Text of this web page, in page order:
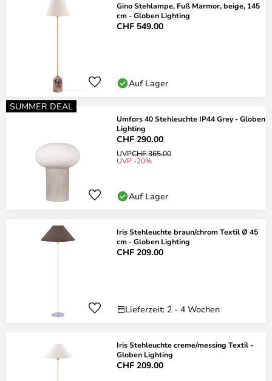
Gino Stehlampe, Fuß Marmor, beige, 145
cm - Globen Lighting
CHF 549.00
Auf Lager
SUMMER DEAL
Umfors 40 Stehleuchte IP44 Grey - Globen
Lighting
CHF 290.00
UVPCHF 365.00
UVP -20%
Auf Lager
Iris Stehleuchte braun/chrom Textil Ø 45
cm - Globen Lighting
CHF 209.00
Lieferzeit: 2 - 4 Wochen
Iris Stehleuchte creme/messing Textil -
Globen Lighting
CHF 209.00